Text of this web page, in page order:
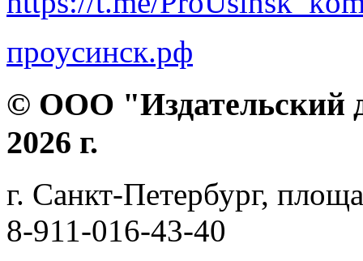
проусинск.рф
© ООО "Издательский
2026 г.
г. Санкт-Петербург,
8-911-016-43-40